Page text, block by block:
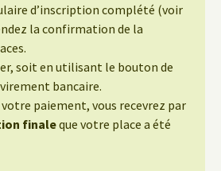
d’inscription complété (voir
la confirmation de la
soit en utilisant le bouton de
bancaire.
paiement, vous recevrez par
finaleque votre place a été